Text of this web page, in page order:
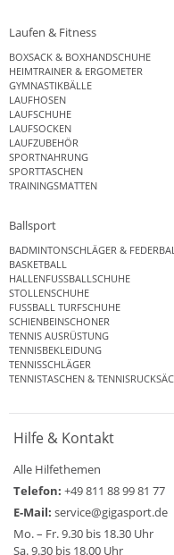
Laufen & Fitness
BOXSACK & BOXHANDSCHUHE
HEIMTRAINER & ERGOMETER
GYMNASTIKBÄLLE
LAUFHOSEN
LAUFSCHUHE
LAUFSOCKEN
LAUFZUBEHÖR
SPORTNAHRUNG
SPORTTASCHEN
TRAININGSMATTEN
Ballsport
BADMINTONSCHLÄGER &
BASKETBALL
HALLENFUSSBALLSCHUHE
STOLLENSCHUHE
FUSSBALL TURFSCHUHE
SCHIENBEINSCHONER
TENNIS AUSRÜSTUNG
TENNISBEKLEIDUNG
TENNISSCHLÄGER
TENNISTASCHEN &
Hilfe & Kontakt
Alle Hilfethemen
Telefon: +49 811 88 99 81 77
E-Mail: service@gigasport.de
Mo. – Fr. 9.30 bis 18.30 Uhr
Sa. 9.30 bis 18.00 Uhr